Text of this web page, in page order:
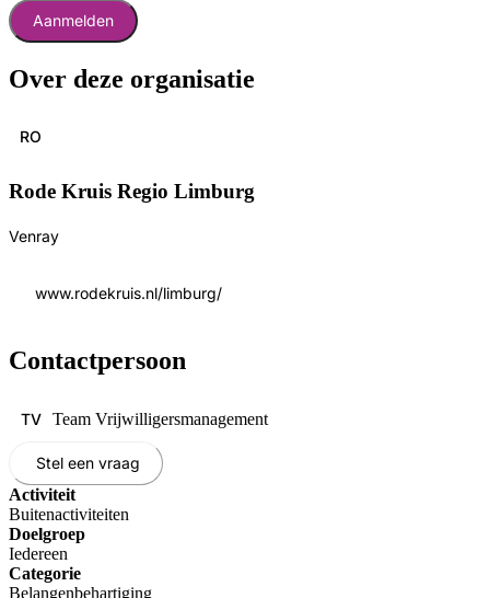
Aanmelden
Over deze organisatie
RO
Rode Kruis Regio Limburg
Venray
www.rodekruis.nl/limburg/
Contactpersoon
TV Team Vrijwilligersmanagement
Stel een vraag
Activiteit
Buitenactiviteiten
Doelgroep
Iedereen
Categorie
Belangenbehartiging